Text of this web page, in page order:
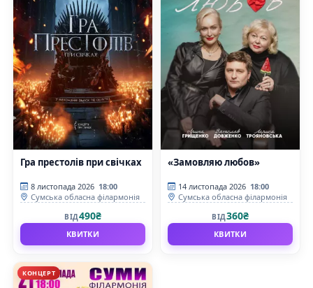
Гра престолів при свічках
8 листопада 2026 18:00
Сумська обласна філармонія
ВІД490₴
КВИТКИ
«Замовляю любов»
14 листопада 2026 18:00
Сумська обласна філармонія
ВІД360₴
КВИТКИ
КОНЦЕРТ